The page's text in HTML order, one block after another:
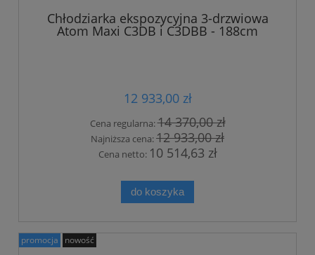
Chłodziarka ekspozycyjna 3-drzwiowa
Atom Maxi C3DB i C3DBB - 188cm
12 933,00 zł
Cena regularna:14 370,00 zł
Najniższa cena:12 933,00 zł
Cena netto: 10 514,63 zł
do koszyka
promocja nowość